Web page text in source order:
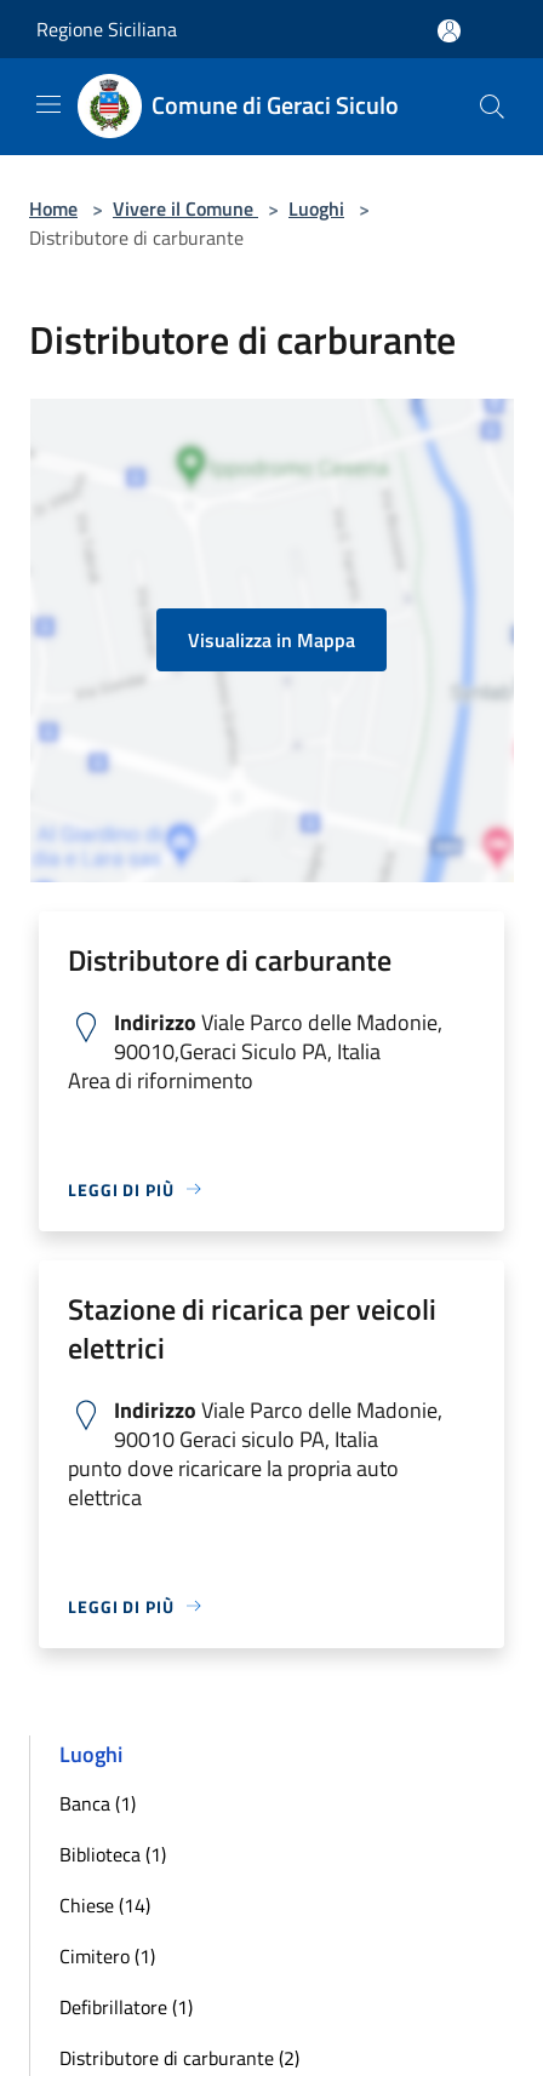
Regione Siciliana
Comune di Geraci Siculo
Home > Vivere il Comune > Luoghi >
Distributore di carburante
Distributore di carburante
Visualizza in Mappa
Distributore di carburante
IndirizzoViale Parco delle Madonie,
90010,Geraci Siculo PA, Italia
Area di rifornimento
LEGGI DI PIÙ
Stazione di ricarica per veicoli
elettrici
IndirizzoViale Parco delle Madonie,
90010 Geraci siculo PA, Italia
punto dove ricaricare la propria auto
elettrica
LEGGI DI PIÙ
Luoghi
Banca (1)
Biblioteca (1)
Chiese (14)
Cimitero (1)
Defibrillatore (1)
Distributore di carburante (2)